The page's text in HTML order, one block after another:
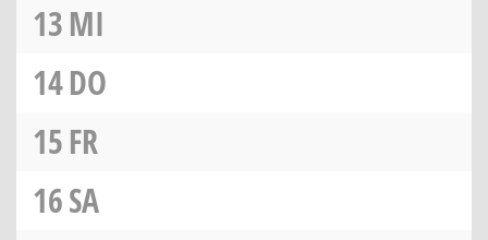
13MI
14DO
15FR
16SA